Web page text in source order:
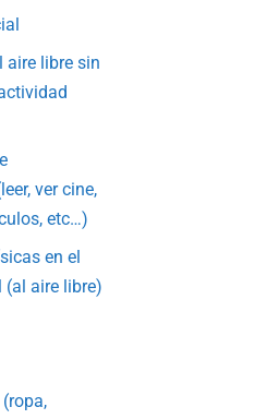
aire libre sin
ver cine,
etc…)
en el
(al aire libre)